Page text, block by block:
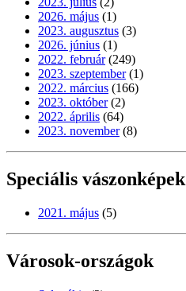
2026. május (1)
2023. augusztus (3)
2026. június (1)
2022. február (249)
2023. szeptember (1)
2022. március (166)
2023. október (2)
2022. április (64)
2023. november (8)
Speciális vászonképek
2021. május (5)
Városok-országok